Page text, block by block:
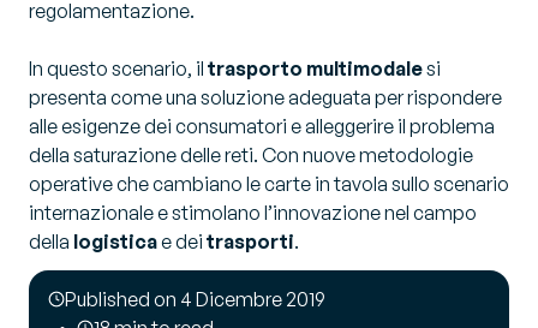
regolamentazione.
In questo scenario, il trasporto multimodalesi
presenta come una soluzione adeguata per rispondere
alle esigenze dei consumatori e alleggerire il problema
della saturazione delle reti. Con nuove metodologie
operative che cambiano le carte in tavola sullo scenario
internazionale e stimolano l’innovazione nel campo
della logisticae dei trasporti.
Published on 4 Dicembre 2019